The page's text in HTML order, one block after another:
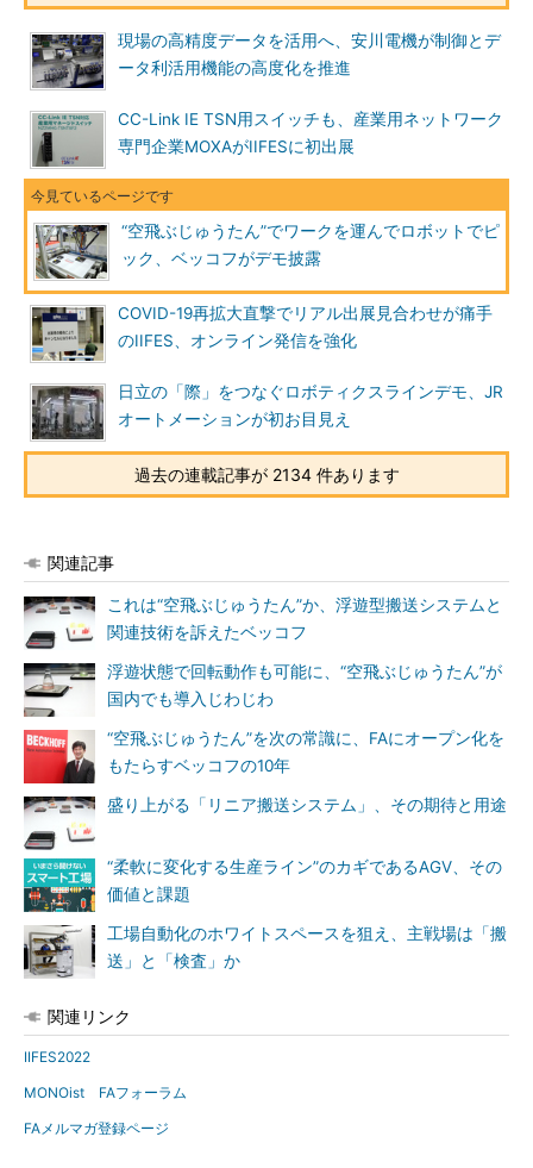
現場の高精度データを活用へ、安川電機が制御とデ
ータ利活用機能の高度化を推進
CC-Link IE TSN用スイッチも、産業用ネットワーク
専門企業MOXAがIIFESに初出展
“空飛ぶじゅうたん”でワークを運んでロボットでピ
ック、ベッコフがデモ披露
COVID-19再拡大直撃でリアル出展見合わせが痛手
のIIFES、オンライン発信を強化
日立の「際」をつなぐロボティクスラインデモ、JR
オートメーションが初お目見え
過去の連載記事が 2134 件あります
関連記事
これは“空飛ぶじゅうたん”か、浮遊型搬送システムと
関連技術を訴えたベッコフ
浮遊状態で回転動作も可能に、“空飛ぶじゅうたん”が
国内でも導入じわじわ
“空飛ぶじゅうたん”を次の常識に、FAにオープン化を
もたらすベッコフの10年
盛り上がる「リニア搬送システム」、その期待と用途
“柔軟に変化する生産ライン”のカギであるAGV、その
価値と課題
工場自動化のホワイトスペースを狙え、主戦場は「搬
送」と「検査」か
関連リンク
IIFES2022
MONOist FAフォーラム
FAメルマガ登録ページ